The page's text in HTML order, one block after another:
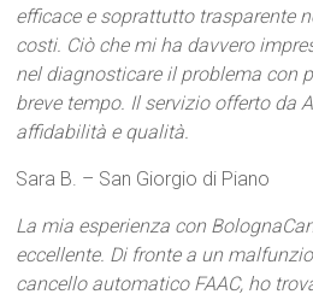
efficace e soprattutto trasparente
costi. Ciò che mi ha davvero
nel diagnosticare il problema con
breve tempo. Il servizio offerto da
affidabilità e qualità.
Sara B. – San Giorgio di Piano
La mia esperienza con
eccellente. Di fronte a un
cancello automatico FAAC, ho